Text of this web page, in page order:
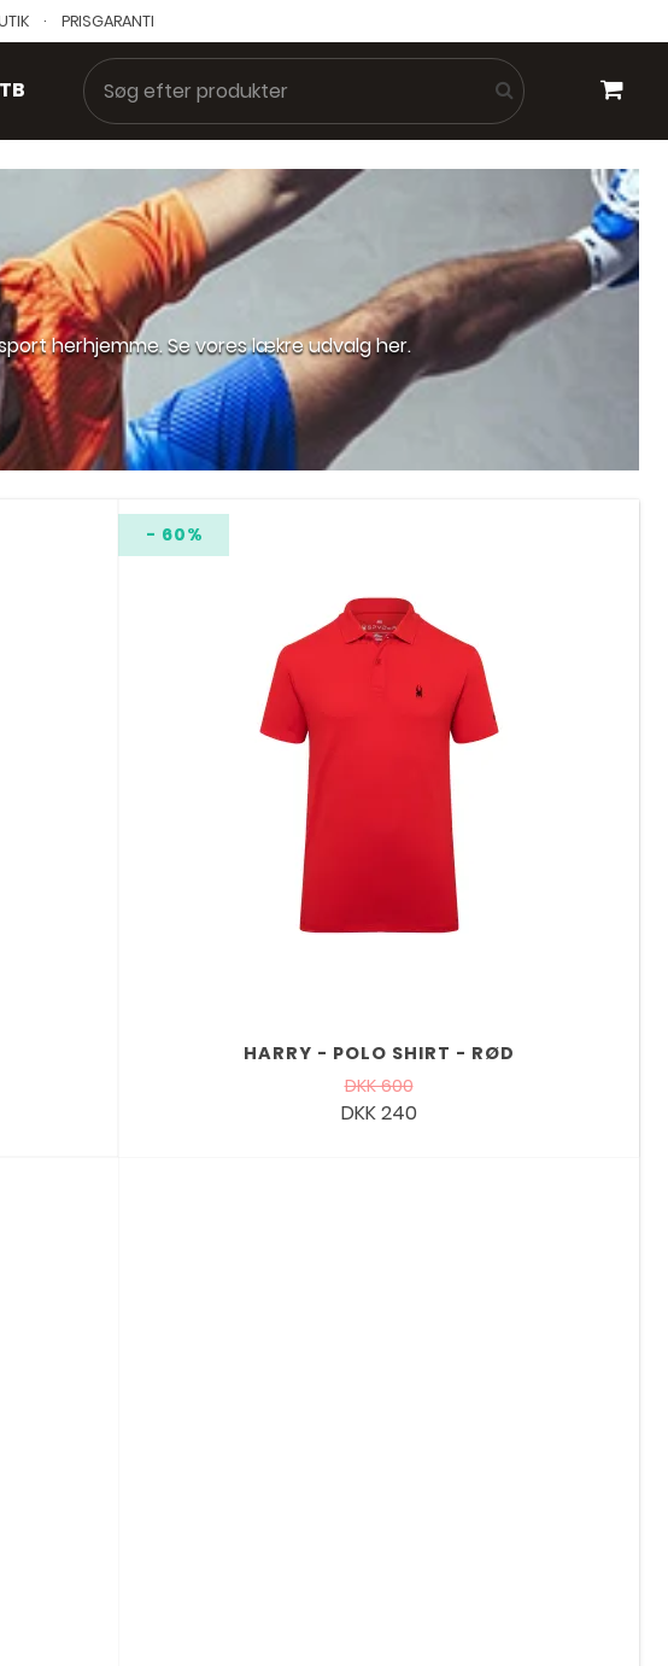
· PRISGARANTI
Søg
herhjemme. Se vores lækre udvalg her.
- 60%
HARRY - POLO SHIRT - RØD
DKK 600
DKK 240